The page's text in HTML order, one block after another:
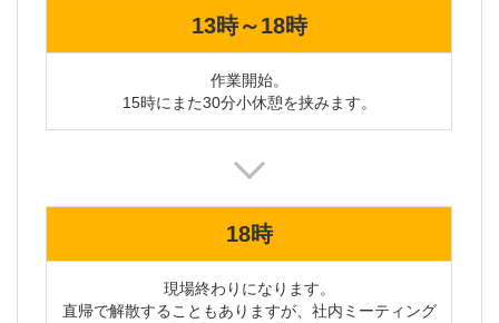
13時～18時
作業開始。
15時にまた30分小休憩を挟みます。
18時
現場終わりになります。
直帰で解散することもありますが、社内ミーティング